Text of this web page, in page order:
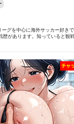
グを中心に海外サッカー好き
歴があります。知っていると観